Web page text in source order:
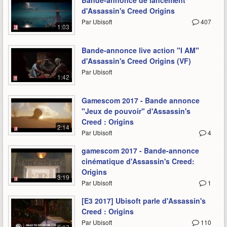
1:03
d'Assassin's Creed Origins
407
Par Ubisoft
1:42
Bande-annonce live action "I AM"
d'Assassin's Creed Origins (VF)
Par Ubisoft
2:14
Gamescom 2017 - Bande annonce
"Jeux de pouvoir" d'Assassin's
Creed : Origins
4
Par Ubisoft
3:19
gamescom 2017 - Bande-annonce
cinématique d'Assassin's Creed:
Origins
1
Par Ubisoft
[E3 2017] Ubisoft parle d'Assassin's
Creed : Origins
110
Par Ubisoft